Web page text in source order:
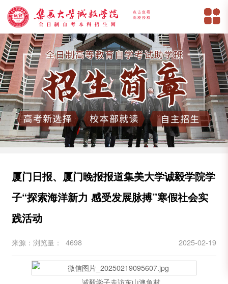
点击查看
高校授权
厦门日报、厦门晚报报道集美大学诚毅学院学
子“探索海洋新力 感受发展脉搏”寒假社会实
践活动
来源：浏览量： 4698 2025-02-19
诚毅学子走访东山澳角村